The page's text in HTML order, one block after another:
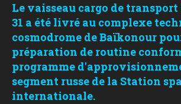
Le vaisseau cargo de transport
31 a été livré au complexe
cosmodrome de Baïkonour
préparation de routine
programme
segment russe de la Station
internationale.